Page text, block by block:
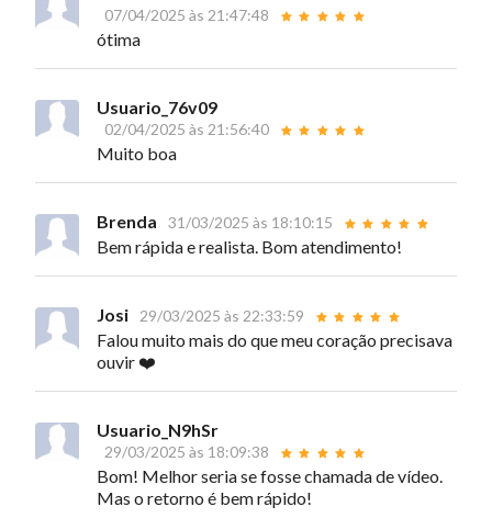
07/04/2025 às 21:47:48
ótima
Usuario_76v09
02/04/2025 às 21:56:40
Muito boa
Brenda 31/03/2025 às 18:10:15
Bem rápida e realista. Bom atendimento!
Josi 29/03/2025 às 22:33:59
Falou muito mais do que meu coração precisava
ouvir ❤️
Usuario_N9hSr
29/03/2025 às 18:09:38
Bom! Melhor seria se fosse chamada de vídeo.
Mas o retorno é bem rápido!